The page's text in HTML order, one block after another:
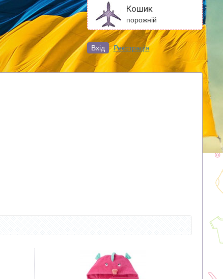
Кошик
порожній
Вхід Реєстрація